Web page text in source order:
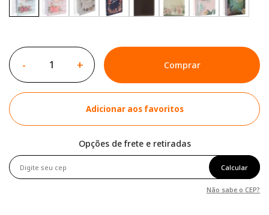
- + Comprar
Adicionar aos favoritos
Opções de frete e retiradas
Calcular
Não sabe o CEP?